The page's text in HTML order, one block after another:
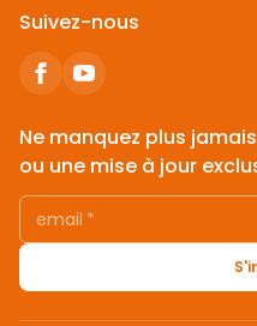
Suivez-nous
Ne manquez plus
ou une mise à jour
email *